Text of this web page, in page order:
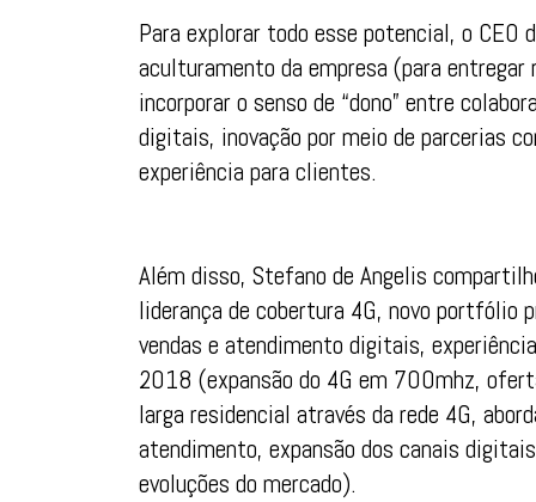
Para explorar todo esse potencial, o CEO
aculturamento da empresa (para
incorporar o senso de “dono” entre
digitais, inovação por meio de parcerias
experiência para clientes.
Além disso, Stefano de Angelis
liderança de cobertura 4G, novo portfólio
vendas e atendimento digitais,
2018 (expansão do 4G em 700mhz,
larga residencial através da rede 4G,
atendimento, expansão dos canais
evoluções do mercado).